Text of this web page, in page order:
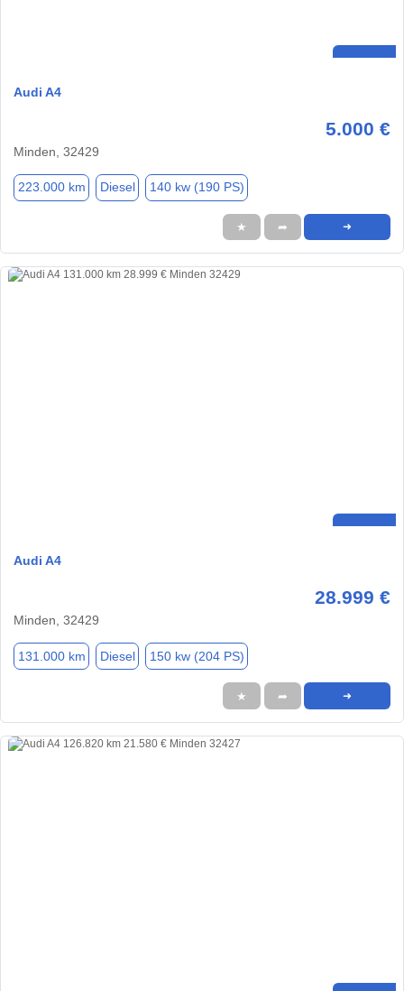
Audi A4
5.000 €
Minden, 32429
223.000 km Diesel 140 kw (190 PS)
★ ➦ ➜
Audi A4
28.999 €
Minden, 32429
131.000 km Diesel 150 kw (204 PS)
★ ➦ ➜